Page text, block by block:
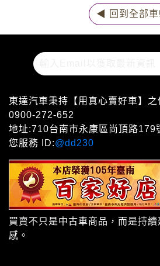
◀ 回到全部車
東達汽車秉持【用真心賣好車】
0900-272-652
地址:710台南市永康區尚頂路179
您服務 ID:@dd230
買賣不只是中古車商品，而是持
感。